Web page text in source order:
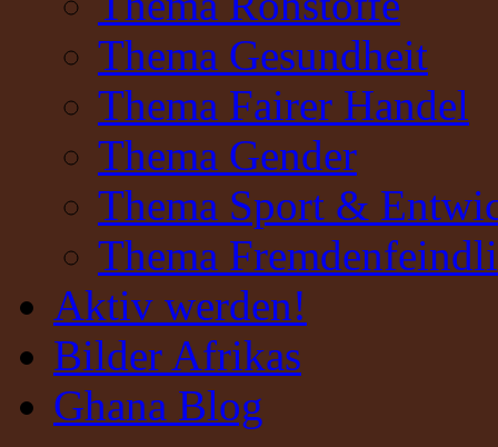
Thema Gesundheit
Thema Fairer Handel
Thema Gender
Thema Sport &
Thema
Aktiv werden!
Bilder Afrikas
Ghana Blog